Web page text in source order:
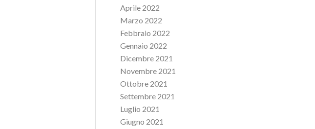
Aprile 2022
Marzo 2022
Febbraio 2022
Gennaio 2022
Dicembre 2021
Novembre 2021
Ottobre 2021
Settembre 2021
Luglio 2021
Giugno 2021